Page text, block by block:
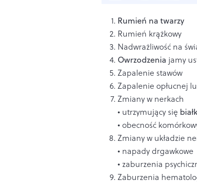
Rumień na twarzy
Rumień krążkowy
Nadwrażliwość na
Owrzodzenia jamy
Zapalenie stawów
Zapalenie opłucnej
Zmiany w nerkach
• utrzymujący się
• obecność
Zmiany w układzie
• napady drgawkowe
• zaburzenia
Zaburzenia